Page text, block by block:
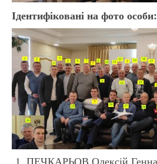
Ідентифіковані на фото особи:
ПЕЧКАРЬОВ Олексій